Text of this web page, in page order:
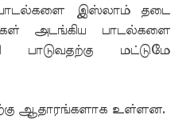
பாடல்களை இஸ்லாம் தடை
அடங்கிய பாடல்களை
பாடுவதற்கு மட்டுமே
ஆதாரங்களாக உள்ளன.